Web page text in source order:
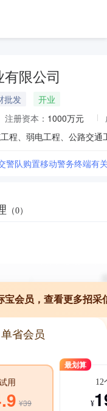
限公司
批发
开业
注册资本： 1000万元
警队购置移动警务终端有
（0）
宝会员，查看更多招采
单省会员
用
¥39
最划算
12
¥